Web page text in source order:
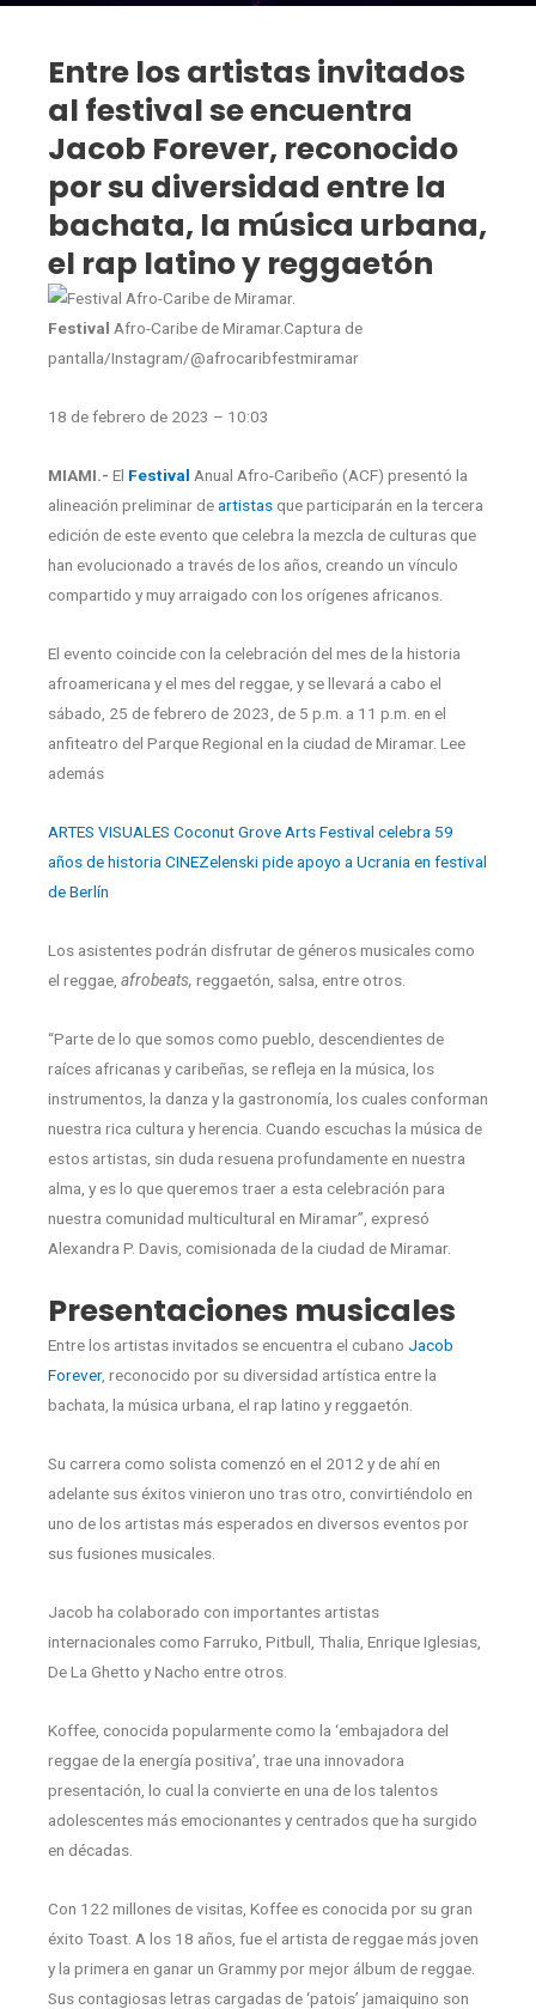
Entre los artistas invitados
al festival se encuentra
Jacob Forever, reconocido
por su diversidad entre la
bachata, la música urbana,
el rap latino y reggaetón
Festival Afro-Caribe de Miramar.Captura de
pantalla/Instagram/@afrocaribfestmiramar
18 de febrero de 2023 – 10:03
MIAMI.- El Festival Anual Afro-Caribeño (ACF) presentó la
alineación preliminar deartistasque participarán en la tercera
edición de este evento que celebra la mezcla de culturas que
han evolucionado a través de los años, creando un vínculo
compartido y muy arraigado con los orígenes africanos.
El evento coincide con la celebración del mes de la historia
afroamericana y el mes del reggae, y se llevará a cabo el
sábado, 25 de febrero de 2023, de 5 p.m. a 11 p.m. en el
anfiteatro del Parque Regional en la ciudad de Miramar. Lee
además
ARTES VISUALES Coconut Grove Arts Festival celebra 59
años de historiaCINEZelenski pide apoyo a Ucrania en festival
de Berlín
Los asistentes podrán disfrutar de géneros musicales como
el reggae, afrobeats, reggaetón, salsa, entre otros.
“Parte de lo que somos como pueblo, descendientes de
raíces africanas y caribeñas, se refleja en la música, los
instrumentos, la danza y la gastronomía, los cuales conforman
nuestra rica cultura y herencia. Cuando escuchas la música de
estos artistas, sin duda resuena profundamente en nuestra
alma, y es lo que queremos traer a esta celebración para
nuestra comunidad multicultural en Miramar”, expresó
Alexandra P. Davis, comisionada de la ciudad de Miramar.
Presentaciones musicales
Entre los artistas invitados se encuentra el cubano Jacob
Forever, reconocido por su diversidad artística entre la
bachata, la música urbana, el rap latino y reggaetón.
Su carrera como solista comenzó en el 2012 y de ahí en
adelante sus éxitos vinieron uno tras otro, convirtiéndolo en
uno de los artistas más esperados en diversos eventos por
sus fusiones musicales.
Jacob ha colaborado con importantes artistas
internacionales como Farruko, Pitbull, Thalia, Enrique Iglesias,
De La Ghetto y Nacho entre otros.
Koffee, conocida popularmente como la ‘embajadora del
reggae de la energía positiva’, trae una innovadora
presentación, lo cual la convierte en una de los talentos
adolescentes más emocionantes y centrados que ha surgido
en décadas.
Con 122 millones de visitas, Koffee es conocida por su gran
éxito Toast. A los 18 años, fue el artista de reggae más joven
y la primera en ganar un Grammy por mejor álbum de reggae.
Sus contagiosas letras cargadas de ‘patois’ jamaiquino son